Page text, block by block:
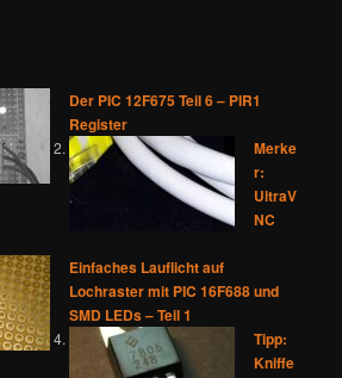
Der PIC 12F675 Teil 6 – PIR1
Register
Merke
r:
UltraV
NC
Einfaches Lauflicht auf
Lochraster mit PIC 16F688 und
SMD LEDs – Teil 1
Tipp:
Kniffe